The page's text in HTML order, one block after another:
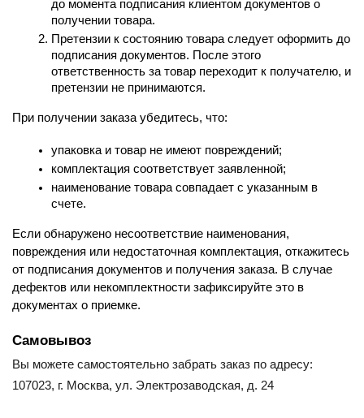
до момента подписания клиентом документов о
получении товара.
Претензии к состоянию товара следует оформить до
подписания документов. После этого
ответственность за товар переходит к получателю, и
претензии не принимаются.
При получении заказа убедитесь, что:
упаковка и товар не имеют повреждений;
комплектация соответствует заявленной;
наименование товара совпадает с указанным в
счете.
Если обнаружено несоответствие наименования,
повреждения или недостаточная комплектация, откажитесь
от подписания документов и получения заказа. В случае
дефектов или некомплектности зафиксируйте это в
документах о приемке.
Самовывоз
Вы можете самостоятельно забрать заказ по адресу:
107023, г. Москва, ул. Электрозаводская, д. 24